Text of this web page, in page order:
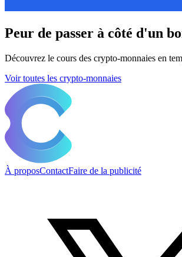
Peur de passer à côté d'un
Découvrez le cours des crypto-monnaies en
Voir toutes les crypto-monnaies
À proposContactFaire de la publicité